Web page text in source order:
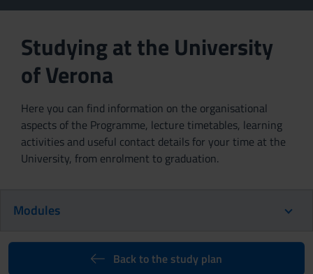
Studying at the University
of Verona
Here you can find information on the organisational
aspects of the Programme, lecture timetables, learning
activities and useful contact details for your time at the
University, from enrolment to graduation.
Modules
Back to the study plan